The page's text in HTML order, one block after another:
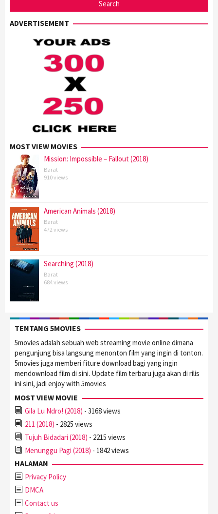
ADVERTISEMENT
MOST VIEW MOVIES
Mission: Impossible – Fallout (2018)
Barat
910 views
American Animals (2018)
Barat
472 views
Searching (2018)
Barat
684 views
TENTANG 5MOVIES
5movies adalah sebuah web streaming movie online dimana
pengunjung bisa langsung menonton film yang ingin di tonton.
5movies juga memberi fiture download bagi yang ingin
mendownload film di sini. Update film terbaru juga akan di rilis
ini sini, jadi enjoy with 5movies
MOST VIEW MOVIE
Gila Lu Ndro! (2018) - 3168 views
211 (2018) - 2825 views
Tujuh Bidadari (2018) - 2215 views
Menunggu Pagi (2018) - 1842 views
HALAMAN
Privacy Policy
DMCA
Contact us